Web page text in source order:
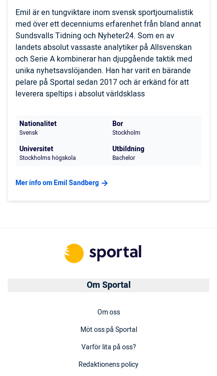
Emil är en tungviktare inom svensk sportjournalistik
med över ett decenniums erfarenhet från bland annat
Sundsvalls Tidning och Nyheter24. Som en av
landets absolut vassaste analytiker på Allsvenskan
och Serie A kombinerar han djupgående taktik med
unika nyhetsavslöjanden. Han har varit en bärande
pelare på Sportal sedan 2017 och är erkänd för att
leverera speltips i absolut världsklass
Nationalitet
Svensk
Bor
Stockholm
Universitet
Stockholms högskola
Utbildning
Bachelor
Mer info om Emil Sandberg
Om Sportal
Om oss
Möt oss på Sportal
Varför lita på oss?
Redaktionens policy